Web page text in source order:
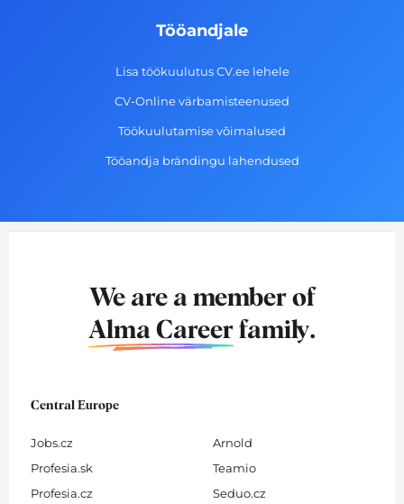
Tööandjale
Lisa töökuulutus CV.ee lehele
CV-Online värbamisteenused
Töökuulutamise võimalused
Tööandja brändingu lahendused
We are a member of
Alma Career family.
Central Europe
Jobs.cz
Profesia.sk
Profesia.cz
Arnold
Teamio
Seduo.cz